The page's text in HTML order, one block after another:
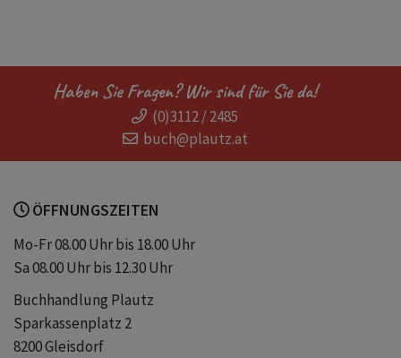
Haben Sie Fragen? Wir sind für Sie da!
(0)3112 / 2485
buch@plautz.at
ÖFFNUNGSZEITEN
Mo-Fr 08.00 Uhr bis 18.00 Uhr
Sa 08.00 Uhr bis 12.30 Uhr
Buchhandlung Plautz
Sparkassenplatz 2
8200 Gleisdorf